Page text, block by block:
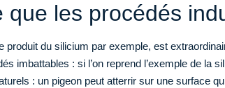
les procédés
du silicium par exemple, est
: si l’on reprend l’exemple de la
: un pigeon peut atterrir sur une surface